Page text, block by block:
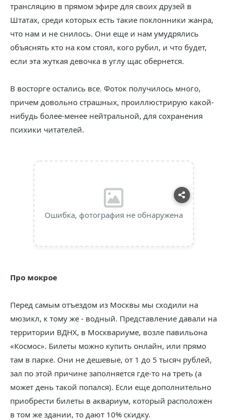
трансляцию в прямом эфире для своих друзей в
Штатах, среди которых есть такие поклонники жанра,
что нам и не снилось. Они еще и нам умудрялись
объяснять кто на ком стоял, кого рубил, и что будет,
если эта жуткая девочка в углу щас обернется.
В восторге остались все. Фоток получилось много,
причем довольно страшных, проиллюстрирую какой-
нибудь более-менее нейтральной, для сохранения
психики читателей.
Ошибка, фотография не обнаружена
Про мокрое
Перед самым отъездом из Москвы мы сходили на
мюзикл, к тому же - водный. Представление давали на
территории ВДНХ, в Москвариуме, возле павильона
«Космос». Билеты можно купить онлайн, или прямо
там в парке. Они не дешевые, от 1 до 5 тысяч рублей,
зал по этой причине заполняется где-то на треть (а
может день такой попался). Если еще дополнительно
приобрести билеты в аквариум, который расположен
в том же здании, то дают 10% скидку.